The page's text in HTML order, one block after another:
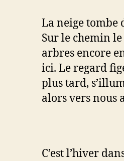
La neige tombe
Sur le chemin
arbres encore
ici. Le regard
plus tard,
alors vers nous
C’est l’hiver